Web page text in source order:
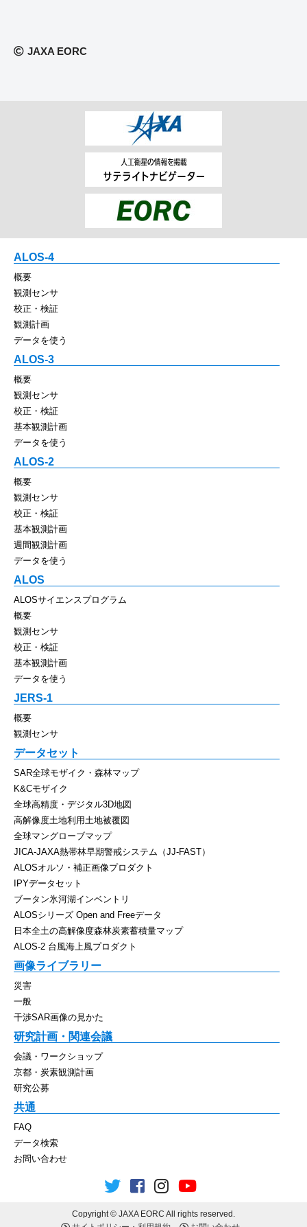
JAXA EORC
ALOS-4
概要
観測センサ
校正・検証
観測計画
データを使う
ALOS-3
概要
観測センサ
校正・検証
基本観測計画
データを使う
ALOS-2
概要
観測センサ
校正・検証
基本観測計画
週間観測計画
データを使う
ALOS
ALOSサイエンスプログラム
概要
観測センサ
校正・検証
基本観測計画
データを使う
JERS-1
概要
観測センサ
データセット
SAR全球モザイク・森林マップ
K&Cモザイク
全球高精度・デジタル3D地図
高解像度土地利用土地被覆図
全球マングローブマップ
JICA-JAXA熱帯林早期警戒システム（JJ-FAST）
ALOSオルソ・補正画像プロダクト
IPYデータセット
ブータン氷河湖インベントリ
ALOSシリーズ Open and Freeデータ
日本全土の高解像度森林炭素蓄積量マップ
ALOS-2 台風海上風プロダクト
画像ライブラリー
災害
一般
干渉SAR画像の見かた
研究計画・関連会議
会議・ワークショップ
京都・炭素観測計画
研究公募
共通
FAQ
データ検索
お問い合わせ
Copyright © JAXA EORC All rights reserved.